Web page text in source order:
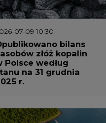
07-09 10:30
bilans
złóż kopalin
Polsce według
na 31 grudnia
r.